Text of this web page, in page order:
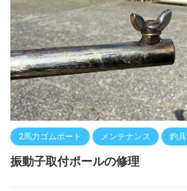
2馬力ゴムボート メンテナンス 釣具
振動子取付ポールの修理